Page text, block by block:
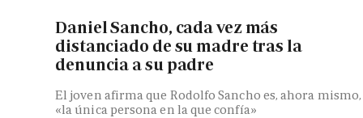
Daniel Sancho, cada vez más
distanciado de su madre tras la
denuncia a su padre
El joven afirma que Rodolfo Sancho es, ahora mismo,
«la única persona en la que confía»